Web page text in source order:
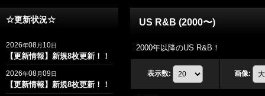
☆更新状況☆
2026年08月 10日
【更新情報】新規8枚更新！！
2026年08月09日
【更新情報】新規8枚更新！！
US R&B (2000〜)
2000年以降のUS R&B！
表示数: 画像: